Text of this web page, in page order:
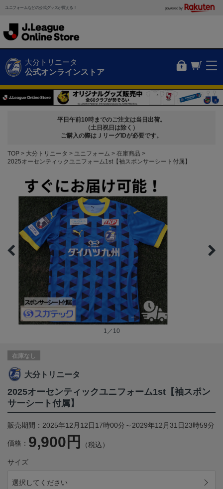
ユニフォームなどの公式グッズが買える！ powered by
大分トリニータ
公式オンラインストア
平日午前10時までのご注文は当日出荷。
（土日祝日は除く）
ご購入の際はＪリーグIDが必要です。
TOP 大分トリニータ ユニフォーム
在庫商品
2025オーセンティックユニフォーム1st【袖スポンサーシート付属】
1／10
在庫なし
大分トリニータ
2025オーセンティックユニフォーム1st【袖スポン
サーシート付属】
販売期間：2025年12月12日17時00分～2029年12月31日23時59分
価格： 9,900円 （税込）
サイズ
選択してください